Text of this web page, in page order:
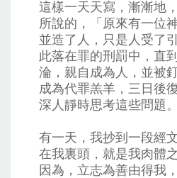
這樣一天天寫，漸漸地
所說的，「原來有一位
並造了人，只是人受了
此落在罪的刑罰中，直
淪，親自成為人，並被
成為代罪羔羊，三日後
深人靜時思考這些問題。
有一天，我抄到一段經
在我裏頭，就是我肉體
因為，立志為善由得我